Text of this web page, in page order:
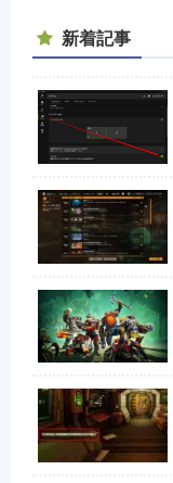
新着記事